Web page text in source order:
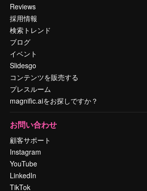
Reviews
採用情報
検索トレンド
ブログ
イベント
Slidesgo
コンテンツを販売する
プレスルーム
magnific.aiをお探しですか？
お問い合わせ
顧客サポート
Instagram
YouTube
LinkedIn
TikTok